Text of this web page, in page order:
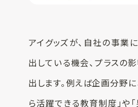
アイグッズが、自社の事業
出している機会、プラスの
出します。例えば企画分野
ら活躍できる教育制度」や